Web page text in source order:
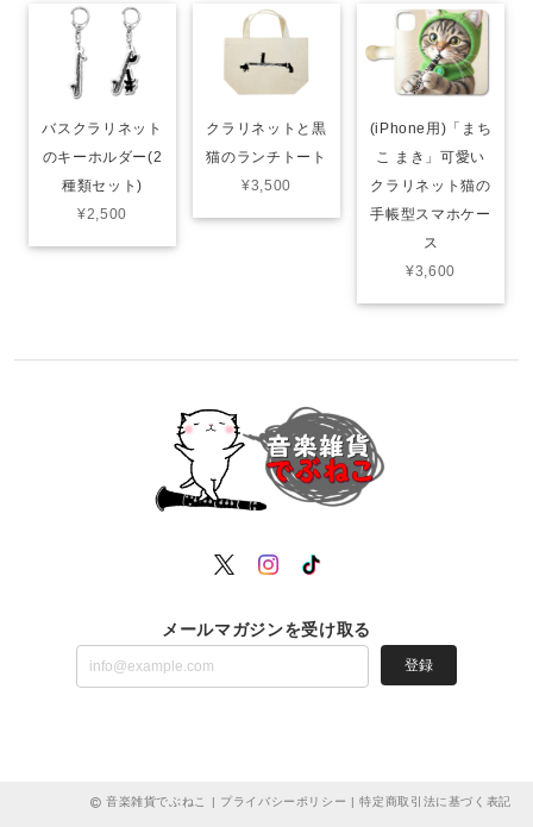
バスクラリネット
のキーホルダー(2
種類セット)
¥2,500
クラリネットと黒
猫のランチトート
¥3,500
(iPhone用)「まち
こ まき」可愛い
クラリネット猫の
手帳型スマホケー
ス
¥3,600
メールマガジンを受け取る
登録
音楽雑貨でぶねこ | プライバシーポリシー |特定商取引法に基づく表記